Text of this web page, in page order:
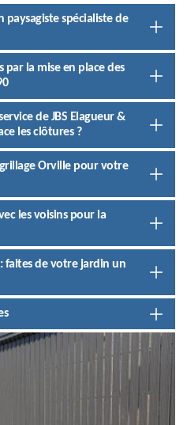
paysagiste spécialiste de
la mise en place des
de JBS Elagueur &
les clôtures ?
Orville pour votre
les voisins pour la
faites de votre jardin un